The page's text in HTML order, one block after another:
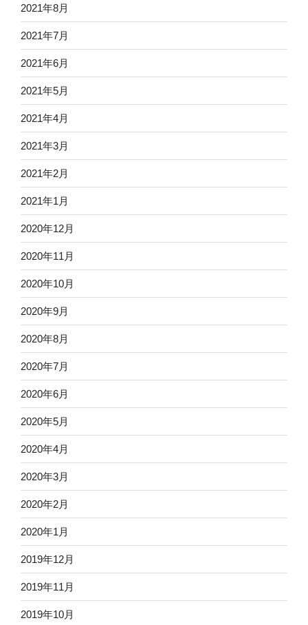
2021年8月
2021年7月
2021年6月
2021年5月
2021年4月
2021年3月
2021年2月
2021年1月
2020年12月
2020年11月
2020年10月
2020年9月
2020年8月
2020年7月
2020年6月
2020年5月
2020年4月
2020年3月
2020年2月
2020年1月
2019年12月
2019年11月
2019年10月